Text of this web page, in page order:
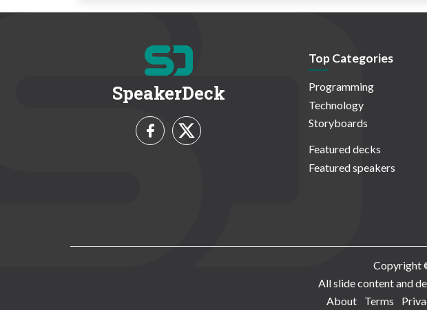
SpeakerDeck
Top Categories
Programming
Technology
Storyboards
Featured decks
Featured speakers
Copyright
All slide content and
About
Terms